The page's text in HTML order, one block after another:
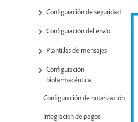
Configuración de seguridad
Configuración del envío
Plantillas de mensajes
Configuración
biofarmacéutica
Configuración de notarización
Integración de pagos